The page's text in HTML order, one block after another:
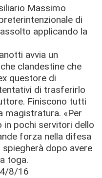
Massimo
di
applicando la
avvia un
clandestine che
questore di
di trasferirlo
Finiscono tutti
magistratura. «Per
pochi servitori dello
forza nella difesa
dopo avere
toga.
4/8/16